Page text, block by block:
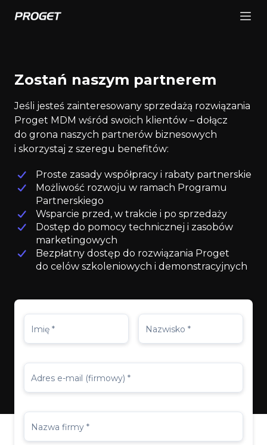
Zostań naszym partnerem
Jeśli jesteś zainteresowany sprzedażą rozwiązania
Proget MDM wśród swoich klientów – dołącz
do grona naszych partnerów biznesowych
i skorzystaj z szeregu benefitów:
Proste zasady współpracy i rabaty partnerskie
Możliwość rozwoju w ramach Programu
Partnerskiego
Wsparcie przed, w trakcie i po sprzedaży
Dostęp do pomocy technicznej i zasobów
marketingowych
Bezpłatny dostęp do rozwiązania Proget
do celów szkoleniowych i demonstracyjnych
Imię * Nazwisko *
Adres e-mail (firmowy) *
Nazwa firmy *